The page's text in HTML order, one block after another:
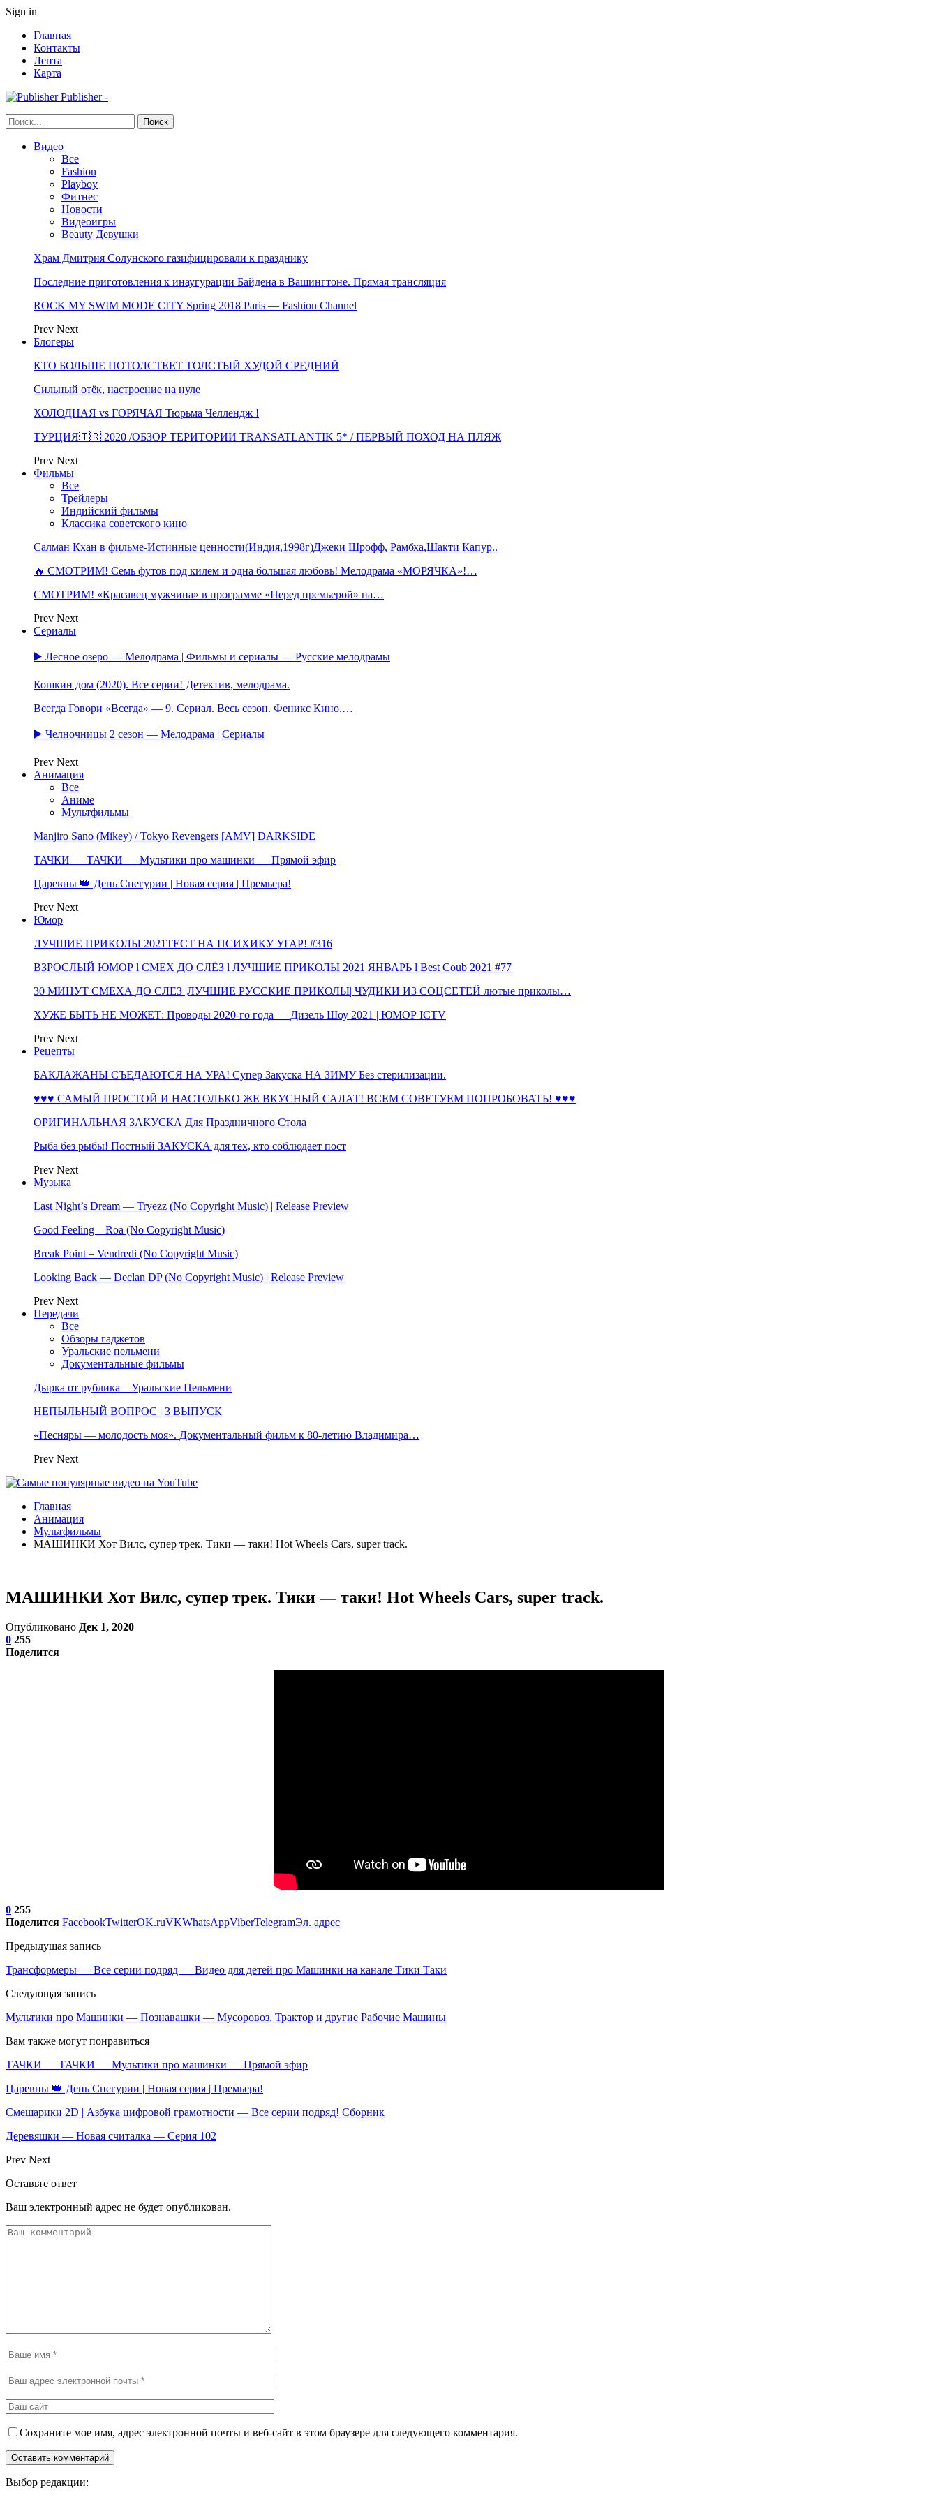
Sign in
Главная
Контакты
Лента
Карта
Publisher -
Видео
Все
Fashion
Playboy
Фитнес
Новости
Видеоигры
Beauty Девушки
Храм Дмитрия Солунского газифицировали к празднику
Последние приготовления к инаугурации Байдена в Вашингтоне. Прямая трансляция
ROCK MY SWIM MODE CITY Spring 2018 Paris — Fashion Channel
Prev Next
Блогеры
КТО БОЛЬШЕ ПОТОЛСТЕЕТ ТОЛСТЫЙ ХУДОЙ СРЕДНИЙ
Сильный отёк, настроение на нуле
ХОЛОДНАЯ vs ГОРЯЧАЯ Тюрьма Челлендж !
ТУРЦИЯ🇹🇷 2020 /ОБЗОР ТЕРИТОРИИ TRANSATLANTIK 5* / ПЕРВЫЙ ПОХОД НА ПЛЯЖ
Prev Next
Фильмы
Все
Трейлеры
Индийский фильмы
Классика советского кино
Салман Кхан в фильме-Истинные ценности(Индия,1998г)Джеки Шрофф, Рамбха,Шакти Капур..
🔥 СМОТРИМ! Семь футов под килем и одна большая любовь! Мелодрама «МОРЯЧКА»!…
СМОТРИМ! «Красавец мужчина» в программе «Перед премьерой» на…
Prev Next
Сериалы
▶️ Лесное озеро — Мелодрама | Фильмы и сериалы — Русские мелодрамы
Кошкин дом (2020). Все серии! Детектив, мелодрама.
Всегда Говори «Всегда» — 9. Сериал. Весь сезон. Феникс Кино.…
▶️ Челночницы 2 сезон — Мелодрама | Сериалы
Prev Next
Анимация
Все
Аниме
Мультфильмы
Manjiro Sano (Mikey) / Tokyo Revengers [AMV] DARKSIDE
ТАЧКИ — ТАЧКИ — Мультики про машинки — Прямой эфир
Царевны 👑 День Снегурии | Новая серия | Премьера!
Prev Next
Юмор
ЛУЧШИЕ ПРИКОЛЫ 2021ТЕСТ НА ПСИХИКУ УГАР! #316
ВЗРОСЛЫЙ ЮМОР l СМЕХ ДО СЛЁЗ l ЛУЧШИЕ ПРИКОЛЫ 2021 ЯНВАРЬ l Best Coub 2021 #77
30 МИНУТ СМЕХА ДО СЛЕЗ |ЛУЧШИЕ РУССКИЕ ПРИКОЛЫ| ЧУДИКИ ИЗ СОЦСЕТЕЙ лютые приколы…
ХУЖЕ БЫТЬ НЕ МОЖЕТ: Проводы 2020-го года — Дизель Шоу 2021 | ЮМОР ICTV
Prev Next
Рецепты
БАКЛАЖАНЫ СЪЕДАЮТСЯ НА УРА! Супер Закуска НА ЗИМУ Без стерилизации.
♥♥♥ САМЫЙ ПРОСТОЙ И НАСТОЛЬКО ЖЕ ВКУСНЫЙ САЛАТ! ВСЕМ СОВЕТУЕМ ПОПРОБОВАТЬ! ♥♥♥
ОРИГИНАЛЬНАЯ ЗАКУСКА Для Праздничного Стола
Рыба без рыбы! Постный ЗАКУСКА для тех, кто соблюдает пост
Prev Next
Музыка
Last Night’s Dream — Tryezz (No Copyright Music) | Release Preview
Good Feeling – Roa (No Copyright Music)
Break Point – Vendredi (No Copyright Music)
Looking Back — Declan DP (No Copyright Music) | Release Preview
Prev Next
Передачи
Все
Обзоры гаджетов
Уральские пельмени
Документальные фильмы
Дырка от рублика – Уральские Пельмени
НЕПЫЛЬНЫЙ ВОПРОС | 3 ВЫПУСК
«Песняры — молодость моя». Документальный фильм к 80-летию Владимира…
Prev Next
Главная
Анимация
Мультфильмы
МАШИНКИ Хот Вилс, супер трек. Тики — таки! Hot Wheels Cars, super track.
МАШИНКИ Хот Вилс, супер трек. Тики — таки! Hot Wheels Cars, super track.
Опубликовано Дек 1, 2020
0 255
Поделится
0 255
Поделится FacebookTwitterOK.ruVKWhatsAppViberTelegramЭл. адрес
Предыдущая запись
Трансформеры — Все серии подряд — Видео для детей про Машинки на канале Тики Таки
Следующая запись
Мультики про Машинки — Познавашки — Мусоровоз, Трактор и другие Рабочие Машины
Вам также могут понравиться
ТАЧКИ — ТАЧКИ — Мультики про машинки — Прямой эфир
Царевны 👑 День Снегурии | Новая серия | Премьера!
Смешарики 2D | Азбука цифровой грамотности — Все серии подряд! Сборник
Деревяшки — Новая считалка — Серия 102
Prev Next
Оставьте ответ
Ваш электронный адрес не будет опубликован.
Сохраните мое имя, адрес электронной почты и веб-сайт в этом браузере для следующего комментария.
Выбор редакции: